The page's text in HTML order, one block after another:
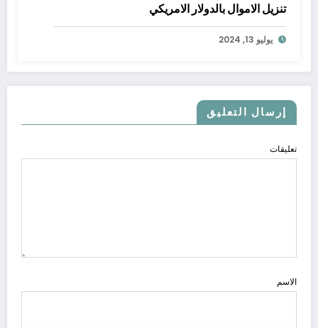
تنزيل الاموال بالدولار الامريكي
يوليو 13, 2024
إرسال التعليق
تعليقات
الاسم